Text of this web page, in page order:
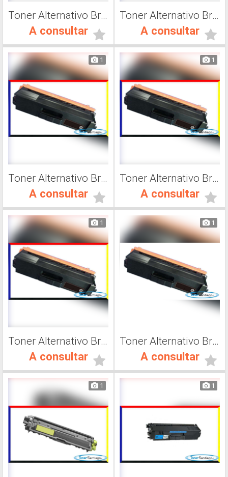
Toner Alternativo Brother TN 315M, Impresora Láser
A consultar
Toner Alternativo Brother TN 315C, Impresora Láser
A consultar
1
Toner Alternativo Brother TN 316Y, Impresora Láser
A consultar
1
Toner Alternativo Brother TN 316M, Impresora Láser
A consultar
1
Toner Alternativo Brother TN 316C, Impresora Láser
A consultar
1
Toner Alternativo Brother TN 316K, Impresora Láser
A consultar
1 1